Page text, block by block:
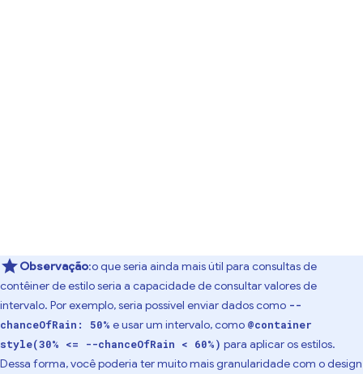
Observação:o que seria ainda mais útil para consultas de
contêiner de estilo seria a capacidade de consultar valores de
intervalo. Por exemplo, seria possível enviar dados como --
chanceOfRain: 50% e usar um intervalo, como @container
style(30% <= --chanceOfRain < 60%) para aplicar os estilos.
Dessa forma, você poderia ter muito mais granularidade com o design